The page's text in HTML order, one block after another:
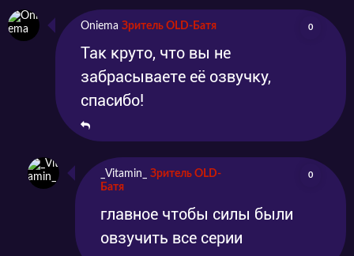
Oniema Зритель OLD-Батя 0
Так круто, что вы не
забрасываете её озвучку,
спасибо!
_Vitamin_
Зритель OLD-
Батя
0
главное чтобы силы были
овзучить все серии